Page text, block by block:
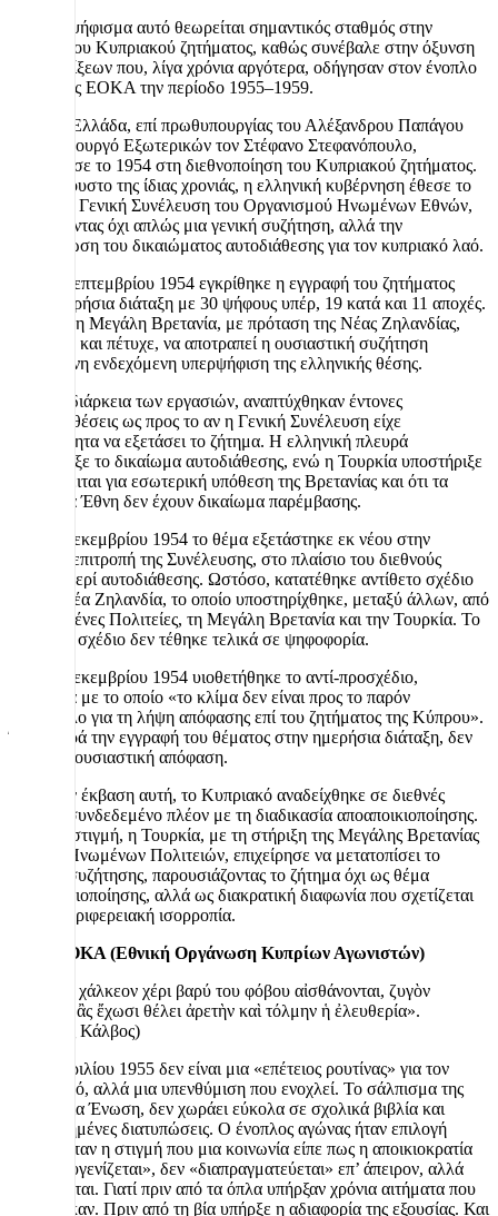
Το δημοψήφισμα αυτό θεωρείται σημαντικός σταθμός στην
εξέλιξη του Κυπριακού ζητήματος, καθώς συνέβαλε στην όξυνση
των εξελίξεων που, λίγα χρόνια αργότερα, οδήγησαν στον ένοπλο
αγώνα της ΕΟΚΑ την περίοδο 1955–1959.
Η Ελλάδα, επί πρωθυπουργίας του Αλέξανδρου Παπάγου
και με υπουργό Εξωτερικών τον Στέφανο Στεφανόπουλο,
προχώρησε το 1954 στη διεθνοποίηση του Κυπριακού ζητήματος.
Τον Αύγουστο της ίδιας χρονιάς, η ελληνική κυβέρνηση έθεσε το
θέμα στη Γενική Συνέλευση του Οργανισμού Ηνωμένων Εθνών,
επιδιώκοντας όχι απλώς μια γενική συζήτηση, αλλά την
κατοχύρωση του δικαιώματος αυτοδιάθεσης για τον κυπριακό λαό.
Στις 24 Σεπτεμβρίου 1954 εγκρίθηκε η εγγραφή του ζητήματος
στην ημερήσια διάταξη με 30 ψήφους υπέρ, 19 κατά και 11 αποχές.
Ωστόσο, η Μεγάλη Βρετανία, με πρόταση της Νέας Ζηλανδίας,
επιδίωξε, και πέτυχε, να αποτραπεί η ουσιαστική συζήτηση
φοβούμενη ενδεχόμενη υπερψήφιση της ελληνικής θέσης.
Κατά τη διάρκεια των εργασιών, αναπτύχθηκαν έντονες
αντιπαραθέσεις ως προς το αν η Γενική Συνέλευση είχε
αρμοδιότητα να εξετάσει το ζήτημα. Η ελληνική πλευρά
υποστήριξε το δικαίωμα αυτοδιάθεσης, ενώ η Τουρκία υποστήριξε
ότι πρόκειται για εσωτερική υπόθεση της Βρετανίας και ότι τα
Ηνωμένα Έθνη δεν έχουν δικαίωμα παρέμβασης.
Στις 13 Δεκεμβρίου 1954 το θέμα εξετάστηκε εκ νέου στην
αρμόδια επιτροπή της Συνέλευσης, στο πλαίσιο του διεθνούς
δικαίου περί αυτοδιάθεσης. Ωστόσο, κατατέθηκε αντίθετο σχέδιο
από τη Νέα Ζηλανδία, το οποίο υποστηρίχθηκε, μεταξύ άλλων, από
τις Ηνωμένες Πολιτείες, τη Μεγάλη Βρετανία και την Τουρκία. Το
ελληνικό σχέδιο δεν τέθηκε τελικά σε ψηφοφορία.
Στις 17 Δεκεμβρίου 1954 υιοθετήθηκε το αντί-προσχέδιο,
σύμφωνα με το οποίο «το κλίμα δεν είναι προς το παρόν
κατάλληλο για τη λήψη απόφασης επί του ζητήματος της Κύπρου».
Έτσι, παρά την εγγραφή του θέματος στην ημερήσια διάταξη, δεν
πάρθηκε ουσιαστική απόφαση.
Παρά την έκβαση αυτή, το Κυπριακό αναδείχθηκε σε διεθνές
ζήτημα, συνδεδεμένο πλέον με τη διαδικασία αποαποικιοποίησης.
Την ίδια στιγμή, η Τουρκία, με τη στήριξη της Μεγάλης Βρετανίας
και των Ηνωμένων Πολιτειών, επιχείρησε να μετατοπίσει το
πλαίσιο συζήτησης, παρουσιάζοντας το ζήτημα όχι ως θέμα
αποαποικιοποίησης, αλλά ως διακρατική διαφωνία που σχετίζεται
με την περιφερειακή ισορροπία.
1955: EOKA (Εθνική Οργάνωση Κυπρίων Αγωνιστών)
«Όσοι τὸ χάλκεον χέρι βαρύ του φόβου αἰσθάνονται, ζυγὸν
δουλείας ἂς ἔχωσι θέλει ἀρετὴν καὶ τόλμην ἡ ἐλευθερία».
(Ανδρέας Κάλβος)
Η 1η Απριλίου 1955 δεν είναι μια «επέτειος ρουτίνας» για τον
ελληνισμό, αλλά μια υπενθύμιση που ενοχλεί. Το σάλπισμα της
ΕΟΚΑ για Ένωση, δεν χωράει εύκολα σε σχολικά βιβλία και
ισορροπημένες διατυπώσεις. Ο ένοπλος αγώνας ήταν επιλογή
ρήξης. Ήταν η στιγμή που μια κοινωνία είπε πως η αποικιοκρατία
δεν «εξευγενίζεται», δεν «διαπραγματεύεται» επ’ άπειρον, αλλά
ανατρέπεται. Γιατί πριν από τα όπλα υπήρξαν χρόνια αιτήματα που
αγνοήθηκαν. Πριν από τη βία υπήρξε η αδιαφορία της εξουσίας. Και